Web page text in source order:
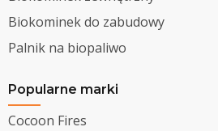
Biokominek do zabudowy
Palnik na biopaliwo
Popularne marki
Cocoon Fires